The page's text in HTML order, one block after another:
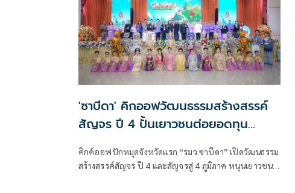
ระดับโลกที่รวบรวมสุดยอดทีมชาติหญิงจากทั่วโลกมา
ประชันฝีมือ ท่ามกลางความสนใจจากแฟนกีฬาชาวไทย
และแฟนวอลเลย์บอลทั่วโลก โดยจัดการแข่งขันสนามที่ 2
ที่กรุงเทพมหานคร ณ อินดอร์สเตเดียม หัวหมาก ระหว่าง
วันที่ 17 - 21 มิถุนายน 2569
'ซาบีดา' คิกออฟวัฒนธรรมสร้างสรรค์
สัญจร ปี 4 ปั้นเยาวชนต่อยอดทุน
คิกค์ออฟปักหมุดจังหวัดแรก “รมว.ซาบีดา” เปิดวัฒนธรรม
สร้างสรรค์สัญจร ปี 4 และสัญจรสู่ 4 ภูมิภาค หนุนเยาวชน